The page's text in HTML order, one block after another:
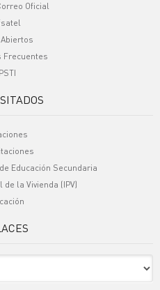
Oficial
Frecuentes
Educación Secundaria
la Vivienda (IPV)